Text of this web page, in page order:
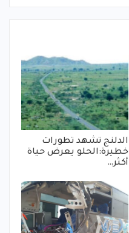
الدلنج تشهد تطورات
خطيرة:الحلو يعرض حياة
أكثر…